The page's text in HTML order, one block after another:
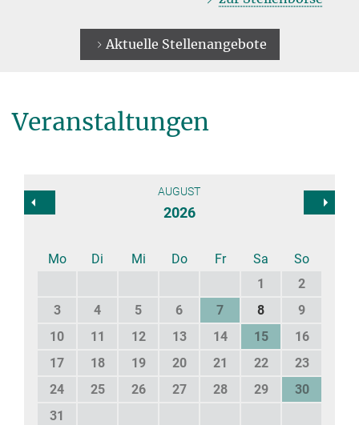
Aktuelle Stellenangebote
Veranstaltungen
AUGUST
2026
Mo Di Mi Do Fr Sa
So
1
2
3
4 5 6 7 8
9
10
11 12 13 14 15
16
17
18 19 20 21 22
23
24
25 26 27 28 29
30
31